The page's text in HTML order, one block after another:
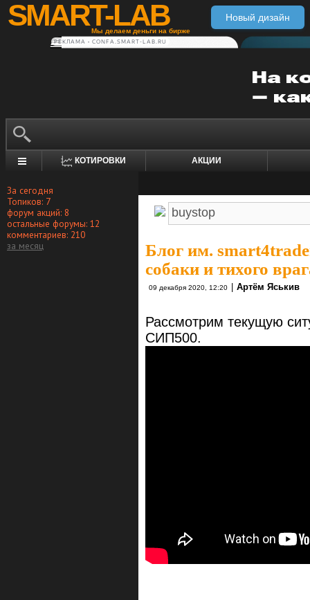
SMART-LAB
Мы делаем деньги на бирже
Новый дизайн
РЕКЛАМА • CONFA.SMART-LAB.RU
КОТИРОВКИ АКЦИИ
За сегодня
Топиков: 7
форум акций: 8
остальные форумы: 12
комментариев: 210
за месяц
Блог им.
собаки и тихого
09 декабря 2020, 12:20 Артём Яськив
Рассмотрим текущую
СИП500.